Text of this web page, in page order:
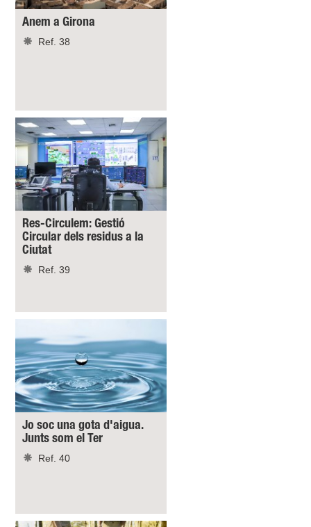
Anem a Girona
Ref. 38
Res-Circulem: Gestió
Circular dels residus a la
Ciutat
Ref. 39
Jo soc una gota d'aigua.
Junts som el Ter
Ref. 40